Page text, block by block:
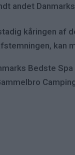
andet
kåringen af
kan
Bedste